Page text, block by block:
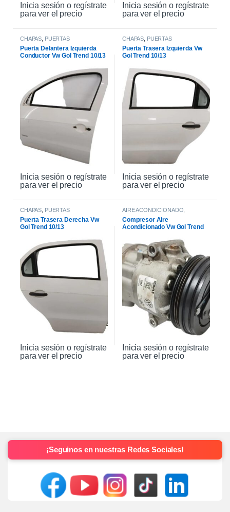
Inicia sesión o regístrate
para ver el precio
Inicia sesión o regístrate
para ver el precio
CHAPAS, PUERTAS
Puerta Delantera Izquierda
Conductor Vw Gol Trend 10/13
Inicia sesión o regístrate
para ver el precio
CHAPAS, PUERTAS
Puerta Trasera Izquierda Vw
Gol Trend 10/13
Inicia sesión o regístrate
para ver el precio
CHAPAS PUERTAS
Puerta Trasera Derecha Vw
Gol Trend 10/13
Inicia sesión o regístrate
para ver el precio
AIRE ACONDICIONADO
Compresor Aire
Acondicionado Vw Gol Trend
Inicia sesión o regístrate
para ver el precio
¡Seguinos en nuestras Redes Sociales!